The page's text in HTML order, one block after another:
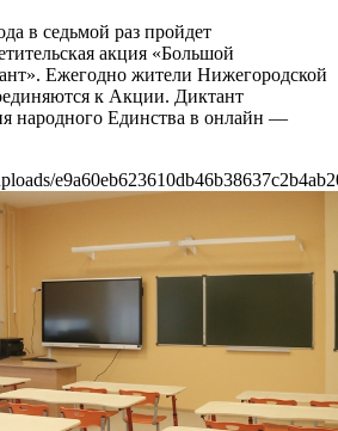
в седьмой раз пройдет
акция «Большой
Ежегодно жители Нижегородской
к Акции. Диктант
народного Единства в онлайн —